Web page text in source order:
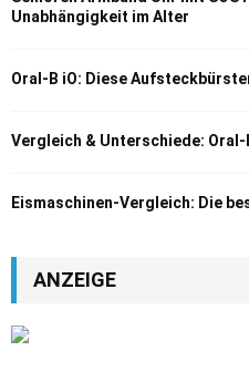
Unabhängigkeit im Alter
Oral-B iO: Diese
Vergleich & Unterschiede: Oral-
Eismaschinen-Vergleich: Die
ANZEIGE